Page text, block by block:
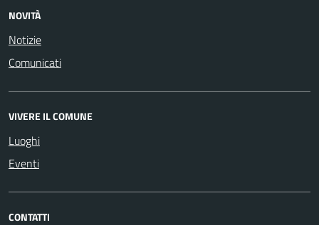
NOVITÀ
Notizie
Comunicati
VIVERE IL COMUNE
Luoghi
Eventi
CONTATTI